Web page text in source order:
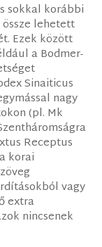
sokkal korábbi
lehetett
Ezek között
a Bodmer-
Sinaiticus
nagy
(pl. Mk
Receptus
korai
vagy
extra
nincsenek